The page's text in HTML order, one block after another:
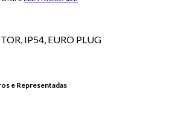
IP54, EURO PLUG
e Representadas